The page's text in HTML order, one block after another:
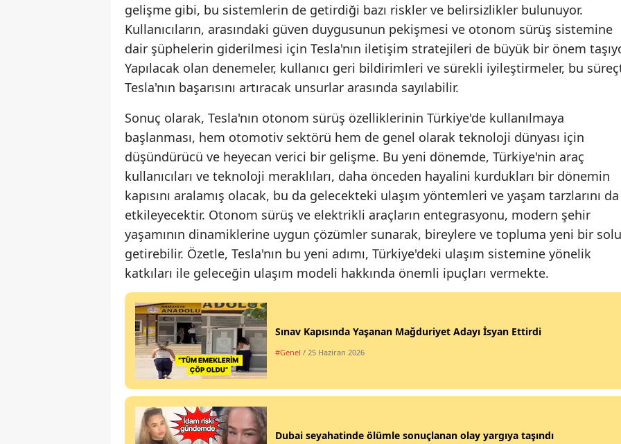
gelişme gibi, bu sistemlerin de getirdiği bazı riskler ve belirsizlikler bulunuyor.
Kullanıcıların, arasındaki güven duygusunun pekişmesi ve otonom sürüş sistemine
dair şüphelerin giderilmesi için Tesla'nın iletişim stratejileri de büyük bir önem
Yapılacak olan denemeler, kullanıcı geri bildirimleri ve sürekli iyileştirmeler, bu
Tesla'nın başarısını artıracak unsurlar arasında sayılabilir.
Sonuç olarak, Tesla'nın otonom sürüş özelliklerinin Türkiye'de kullanılmaya
başlanması, hem otomotiv sektörü hem de genel olarak teknoloji dünyası için
düşündürücü ve heyecan verici bir gelişme. Bu yeni dönemde, Türkiye'nin araç
kullanıcıları ve teknoloji meraklıları, daha önceden hayalini kurdukları bir dönemin
kapısını aralamış olacak, bu da gelecekteki ulaşım yöntemleri ve yaşam tarzlarını da
etkileyecektir. Otonom sürüş ve elektrikli araçların entegrasyonu, modern şehir
yaşamının dinamiklerine uygun çözümler sunarak, bireylere ve topluma yeni bir
getirebilir. Özetle, Tesla'nın bu yeni adımı, Türkiye'deki ulaşım sistemine yönelik
katkıları ile geleceğin ulaşım modeli hakkında önemli ipuçları vermekte.
Sınav Kapısında Yaşanan Mağduriyet Adayı İsyan Ettirdi
#Genel / 25 Haziran 2026
Dubai seyahatinde ölümle sonuçlanan olay yargıya taşındı